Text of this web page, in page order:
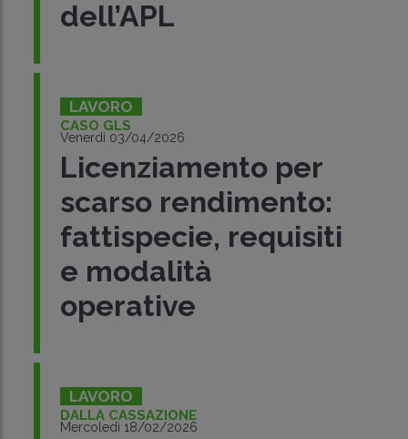
dell’APL
LAVORO
CASO GLS
Venerdì 03/04/2026
Licenziamento per
scarso rendimento:
fattispecie, requisiti
e modalità
operative
LAVORO
DALLA CASSAZIONE
Mercoledì 18/02/2026